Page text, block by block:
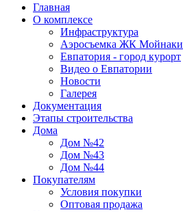
Главная
О комплексе
Инфраструктура
Аэросъемка ЖК Мойнаки
Евпатория - город курорт
Видео о Евпатории
Новости
Галерея
Документация
Этапы строительства
Дома
Дом №42
Дом №43
Дом №44
Покупателям
Условия покупки
Оптовая продажа